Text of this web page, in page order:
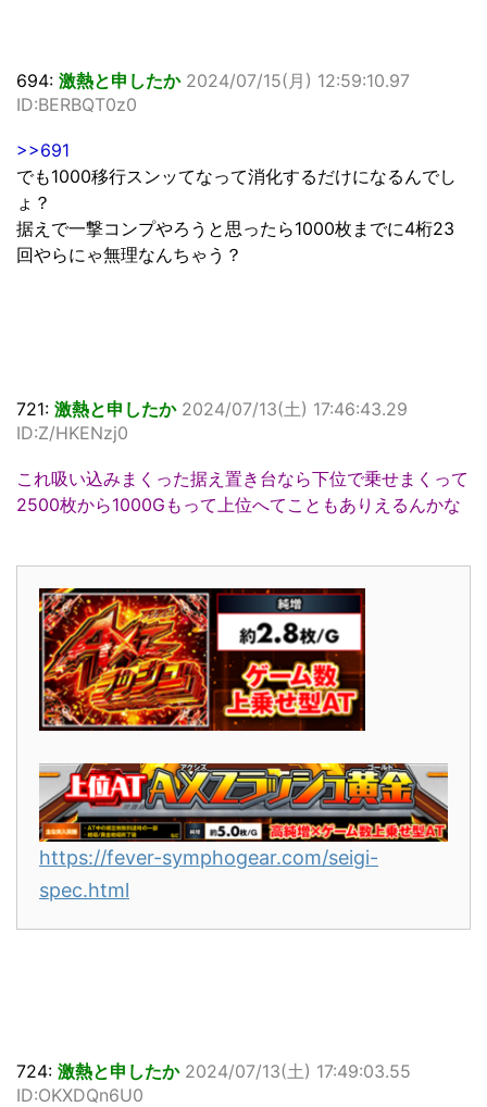
694: 激熱と申したか 2024/07/15(月) 12:59:10.97
ID:BERBQT0z0
>>691
でも1000移行スンッてなって消化するだけになるんでし
ょ？
据えで一撃コンプやろうと思ったら1000枚までに4桁23
回やらにゃ無理なんちゃう？
721: 激熱と申したか 2024/07/13(土) 17:46:43.29
ID:Z/HKENzj0
これ吸い込みまくった据え置き台なら下位で乗せまくって
2500枚から1000Gもって上位へてこともありえるんかな
https://fever-symphogear.com/seigi-
spec.html
724: 激熱と申したか 2024/07/13(土) 17:49:03.55
ID:OKXDQn6U0